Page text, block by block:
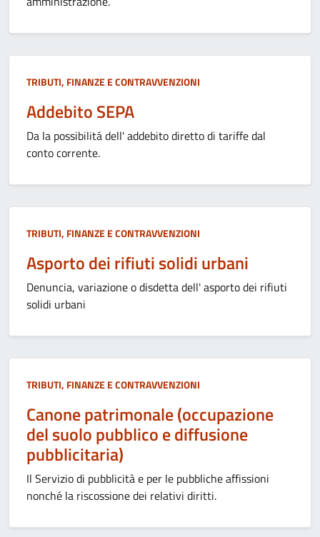
TRIBUTI, FINANZE E CONTRAVVENZIONI
Addebito SEPA
Da la possibilitá dell' addebito diretto di tariffe dal
conto corrente.
TRIBUTI, FINANZE E CONTRAVVENZIONI
Asporto dei rifiuti solidi urbani
Denuncia, variazione o disdetta dell' asporto dei rifiuti
solidi urbani
TRIBUTI, FINANZE E CONTRAVVENZIONI
Canone patrimonale (occupazione
del suolo pubblico e diffusione
pubblicitaria)
Il Servizio di pubblicità e per le pubbliche affissioni
nonché la riscossione dei relativi diritti.